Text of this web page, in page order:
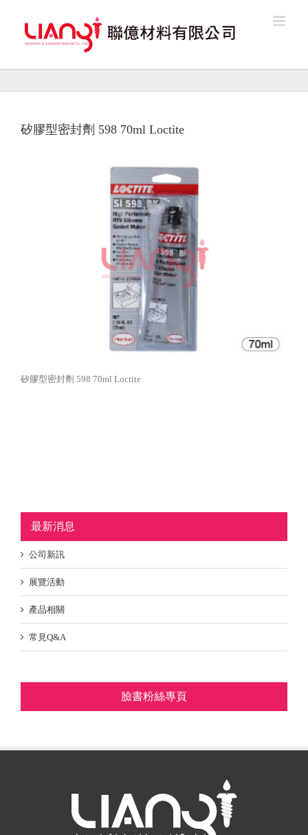
content
矽膠型密封劑 598 70ml Loctite
矽膠型密封劑 598 70ml Loctite
最新消息
公司新訊
展覽活動
產品相關
常見Q&A
臉書粉絲專頁